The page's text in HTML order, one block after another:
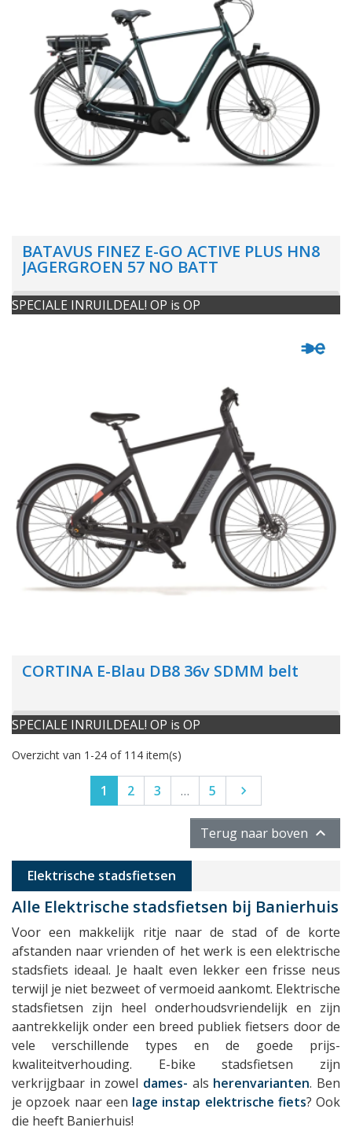
BATAVUS FINEZ E-GO ACTIVE PLUS HN8
JAGERGROEN 57 NO BATT
SPECIALE INRUILDEAL! OP is OP
CORTINA E-Blau DB8 36v SDMM belt
SPECIALE INRUILDEAL! OP is OP
Overzicht van 1-24 of 114 item(s)
1 2 3 … 5 Volgende

Terug naar boven 
Elektrische stadsfietsen
Alle Elektrische stadsfietsen bij Banierhuis
Voor een makkelijk ritje naar de stad of de korte
afstanden naar vrienden of het werk is een elektrische
stadsfiets ideaal. Je haalt even lekker een frisse neus
terwijl je niet bezweet of vermoeid aankomt. Elektrische
stadsfietsen zijn heel onderhoudsvriendelijk en zijn
aantrekkelijk onder een breed publiek fietsers door de
vele verschillende types en de goede prijs-
kwaliteitverhouding. E-bike stadsfietsen zijn
verkrijgbaar in zowel dames- als herenvarianten. Ben
je opzoek naar een lage instap elektrische fiets? Ook
die heeft Banierhuis!